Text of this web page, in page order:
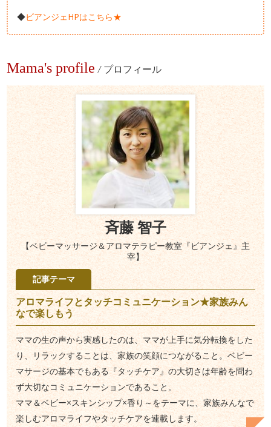
◆ビアンジェHPはこちら★
Mama's profile / プロフィール
斉藤 智子
【ベビーマッサージ＆アロマテラピー教室『ビアンジェ』主
宰】
記事テーマ
アロマライフとタッチコミュニケーション★家族みん
なで楽しもう
ママの生の声から実感したのは、ママが上手に気分転換をした
り、リラックすることは、家族の笑顔につながること。ベビー
マサージの基本でもある『タッチケア』の大切さは年齢を問わ
ず大切なコミュニケーションであること。
ママ＆ベビー×スキンシップ×香り～をテーマに、家族みんなで
楽しむアロマライフやタッチケアを連載します。